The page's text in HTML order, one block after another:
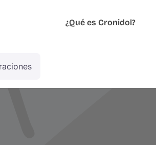
¿Qué es Cronidol?